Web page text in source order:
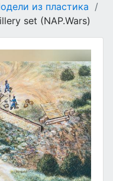
из пластика /
set (NAP.Wars)